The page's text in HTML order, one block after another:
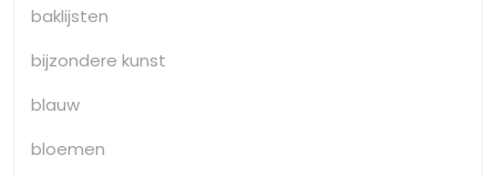
baklijsten
bijzondere kunst
blauw
bloemen